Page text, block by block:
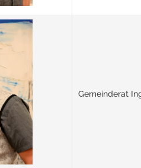
Gemeinderat